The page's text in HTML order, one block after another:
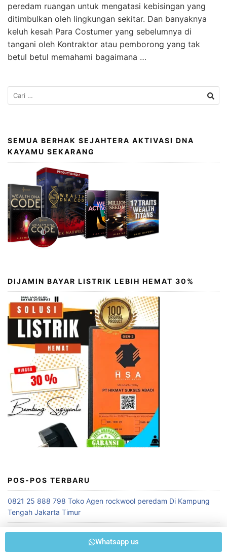
peredam ruangan untuk mengatasi kebisingan yang
ditimbulkan oleh lingkungan sekitar. Dan banyaknya
keluh kesah Para Costumer yang sebelumnya di
tangani oleh Kontraktor atau pemborong yang tak
betul betul memahami bagaimana …
SEMUA BERHAK SEJAHTERA AKTIVASI DNA
KAYAMU SEKARANG
DIJAMIN BAYAR LISTRIK LEBIH HEMAT 30%
POS-POS TERBARU
0821 25 888 798 Toko Agen rockwool peredam Di Kampung
Tengah Jakarta Timur
+62 821 25 888 798 Berkualitas ! Membuat Peredam Suara
Whatsapp us